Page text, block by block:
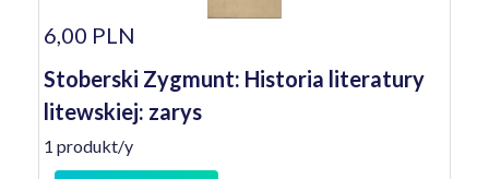
6,00 PLN
Stoberski Zygmunt: Historia literatury
litewskiej: zarys
1 produkt/y